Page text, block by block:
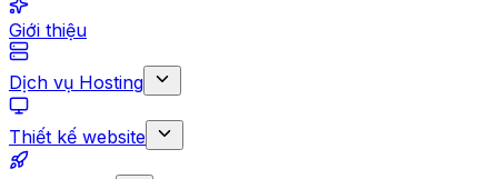
Giới thiệu
Dịch vụ Hosting
Thiết kế website